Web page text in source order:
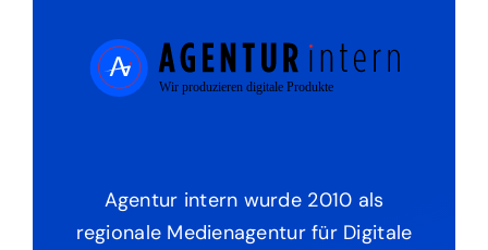
Agentur intern wurde 2010 als
regionale Medienagentur für Digitale